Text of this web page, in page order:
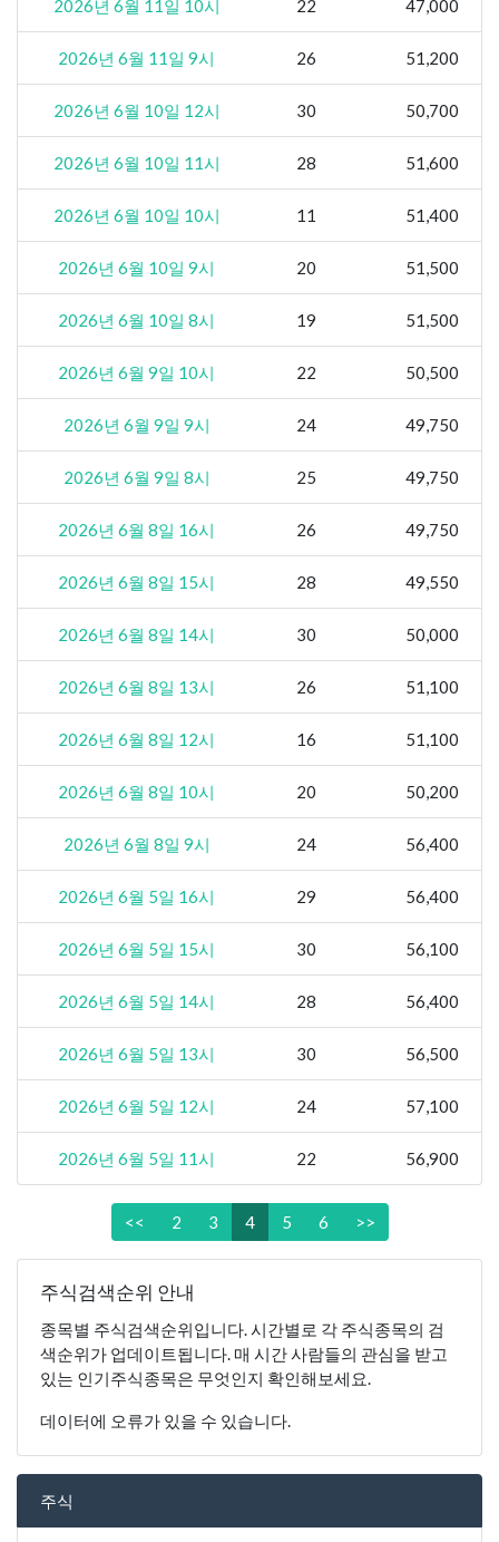
2026년 6월 11일 10시 22 47,000
2026년 6월 11일 9시 26 51,200
2026년 6월 10일 12시 30 50,700
2026년 6월 10일 11시 28 51,600
2026년 6월 10일 10시 11 51,400
2026년 6월 10일 9시 20 51,500
2026년 6월 10일 8시 19 51,500
2026년 6월 9일 10시 22 50,500
2026년 6월 9일 9시 24 49,750
2026년 6월 9일 8시 25 49,750
2026년 6월 8일 16시 26 49,750
2026년 6월 8일 15시 28 49,550
2026년 6월 8일 14시 30 50,000
2026년 6월 8일 13시 26 51,100
2026년 6월 8일 12시 16 51,100
2026년 6월 8일 10시 20 50,200
2026년 6월 8일 9시 24 56,400
2026년 6월 5일 16시 29 56,400
2026년 6월 5일 15시 30 56,100
2026년 6월 5일 14시 28 56,400
2026년 6월 5일 13시 30 56,500
2026년 6월 5일 12시 24 57,100
2026년 6월 5일 11시 22 56,900
<< 2 3 4 5 6 >>
주식검색순위 안내
종목별 주식검색순위입니다. 시간별로 각 주식종목의 검
색순위가 업데이트됩니다. 매 시간 사람들의 관심을 받고
있는 인기주식종목은 무엇인지 확인해보세요.
데이터에 오류가 있을 수 있습니다.
주식